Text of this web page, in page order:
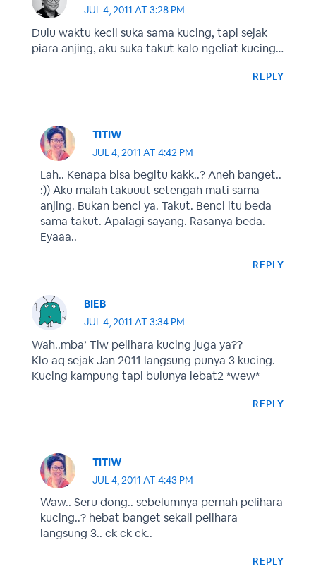
JUL 4, 2011 AT 3:28 PM
Dulu waktu kecil suka sama kucing, tapi sejak
piara anjing, aku suka takut kalo ngeliat kucing…
REPLY
TITIW
JUL 4, 2011 AT 4:42 PM
Lah.. Kenapa bisa begitu kakk..? Aneh banget..
:)) Aku malah takuuut setengah mati sama
anjing. Bukan benci ya. Takut. Benci itu beda
sama takut. Apalagi sayang. Rasanya beda.
Eyaaa..
REPLY
BIEB
JUL 4, 2011 AT 3:34 PM
Wah..mba’ Tiw pelihara kucing juga ya??
Klo aq sejak Jan 2011 langsung punya 3 kucing.
Kucing kampung tapi bulunya lebat2 *wew*
REPLY
TITIW
JUL 4, 2011 AT 4:43 PM
Waw.. Seru dong.. sebelumnya pernah pelihara
kucing..? hebat banget sekali pelihara
langsung 3.. ck ck ck..
REPLY